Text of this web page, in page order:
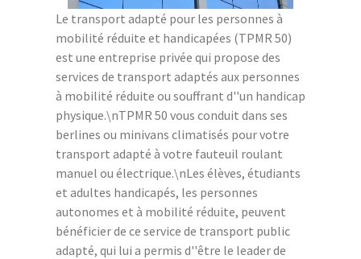
Le transport adapté pour les personnes à
mobilité réduite et handicapées (TPMR 50)
est une entreprise privée qui propose des
services de transport adaptés aux personnes
à mobilité réduite ou souffrant d''un handicap
physique.\nTPMR 50 vous conduit dans ses
berlines ou minivans climatisés pour votre
transport adapté à votre fauteuil roulant
manuel ou électrique.\nLes élèves, étudiants
et adultes handicapés, les personnes
autonomes et à mobilité réduite, peuvent
bénéficier de ce service de transport public
adapté, qui lui a permis d''être le leader de